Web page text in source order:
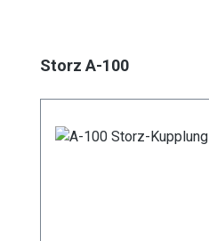
Produktgalerie überspringen
Storz A-100